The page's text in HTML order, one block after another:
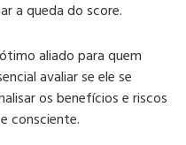
a queda do score.
aliado para quem
avaliar se ele se
os benefícios e riscos
consciente.